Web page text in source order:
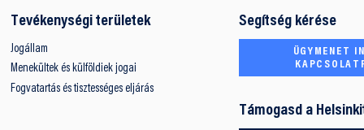
Tevékenységi területek
Jogállam
Menekültek és külföldiek jogai
Fogvatartás és tisztességes eljárás
Segítség kérése
ÜGYMENET
Támogasd a